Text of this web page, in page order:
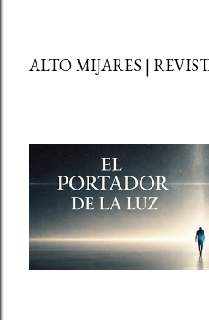
ALTO MIJARES |